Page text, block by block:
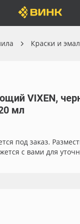
Краски и
VIXEN,
мл
под заказ.
с вами для